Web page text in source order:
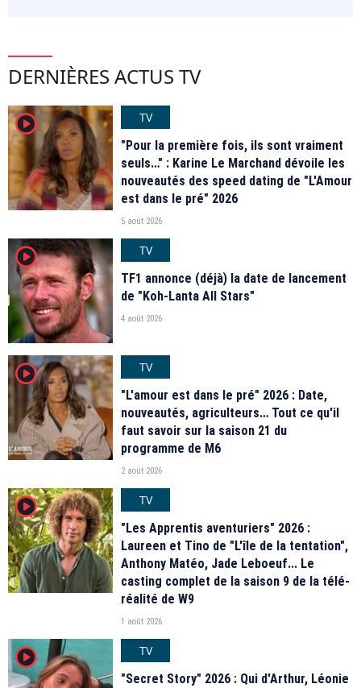
DERNIÈRES ACTUS TV
player2
TV
"Pour la première fois, ils sont vraiment
seuls…" : Karine Le Marchand dévoile les
nouveautés des speed dating de "L'Amour
est dans le pré" 2026
5 août 2026
player2
TV
TF1 annonce (déjà) la date de lancement
de "Koh-Lanta All Stars"
4 août 2026
player2
TV
"L'amour est dans le pré" 2026 : Date,
nouveautés, agriculteurs… Tout ce qu'il
faut savoir sur la saison 21 du
programme de M6
2 août 2026
player2
TV
"Les Apprentis aventuriers" 2026 :
Laureen et Tino de "L'île de la tentation",
Anthony Matéo, Jade Leboeuf... Le
casting complet de la saison 9 de la télé-
réalité de W9
1 août 2026
player2
TV
"Secret Story" 2026 : Qui d'Arthur, Léonie